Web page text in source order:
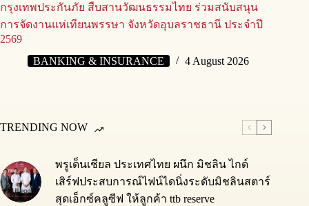
กรุงเทพประกันภัย สืบสานวัฒนธรรมไทย ร่วมสนับสนุน
การจัดงานแห่เทียนพรรษา จังหวัดอุบลราชธานี ประจำปี
2569
BANKING & INSURANCE
4 August 2026
TRENDING NOW
พรูเด็นเชียล ประเทศไทย ผนึก มิชลิน ไกด์
เสิร์ฟประสบการณ์ไฟน์ไดนิ่งระดับมิชลินสตาร์
สุดเอ็กซ์คลูซีฟ ให้ลูกค้า ttb reserve